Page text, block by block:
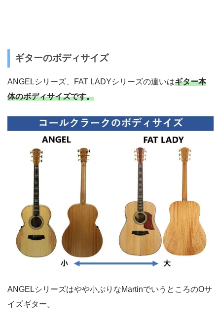
ギターのボディサイズ
ANGELシリーズ、FAT LADYシリーズの違いはギター本
体のボディサイズです。
ANGELシリーズはやや小ぶりなMartinでいうところのOサ
イズギター。